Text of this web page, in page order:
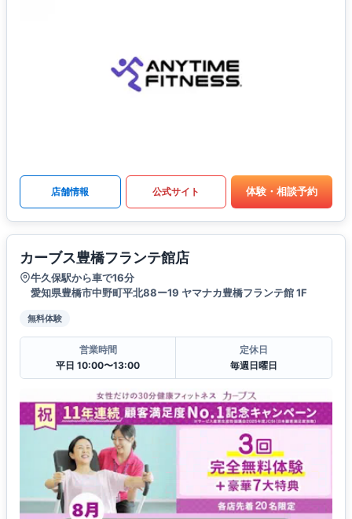
店舗情報 公式サイト 体験・相談予約
カーブス豊橋フランテ館店
牛久保駅から車で16分
愛知県豊橋市中野町平北88ー19 ヤマナカ豊橋フランテ館 1F
無料体験
営業時間
平日 10:00〜13:00
定休日
毎週日曜日